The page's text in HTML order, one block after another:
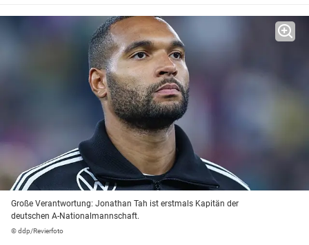
Große Verantwortung: Jonathan Tah ist erstmals Kapitän der
deutschen A-Nationalmannschaft.
© ddp/Revierfoto